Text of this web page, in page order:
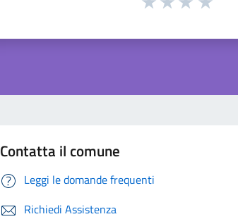
Contatta il comune
Leggi le domande frequenti
Richiedi Assistenza